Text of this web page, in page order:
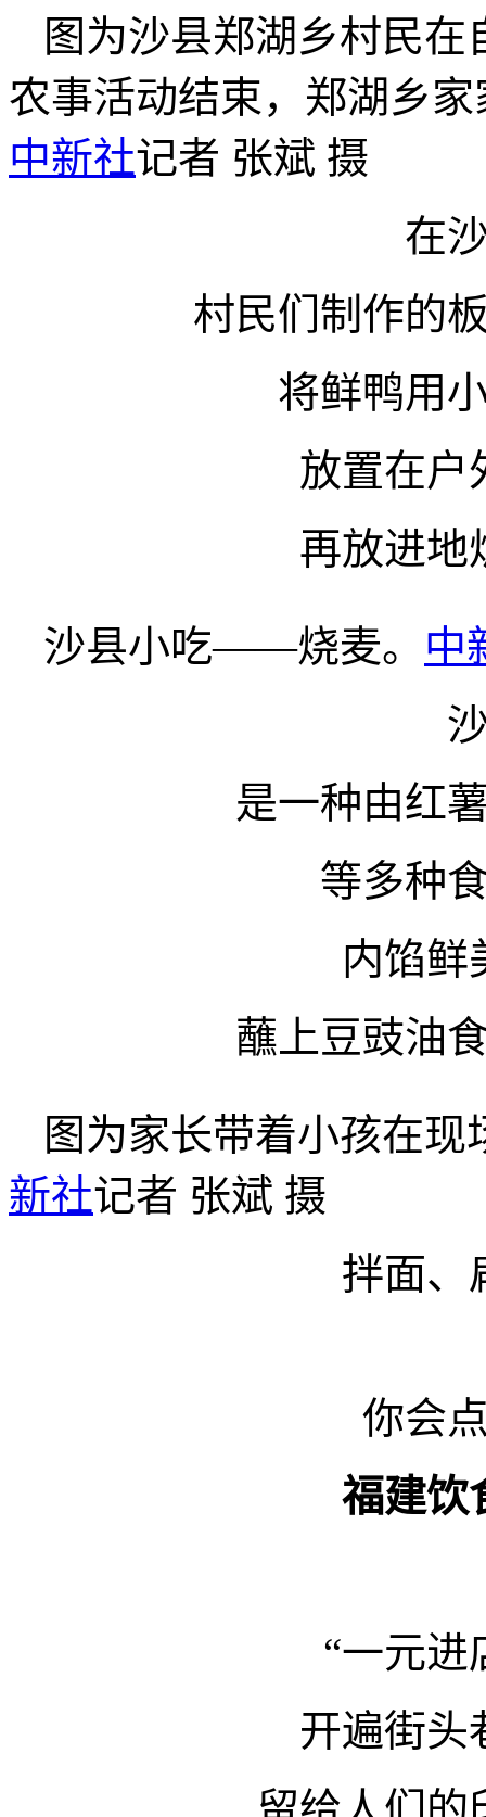
图为沙县郑湖乡村民
农事活动结束，郑湖乡
中新社记者 张斌 摄
在
村民们制作的
将鲜鸭用
放置在户
再放进地
沙县小吃——烧麦。 中
是一种由红
等多种
内馅鲜
蘸上豆豉油
图为家长带着小孩在
新社记者 张斌 摄
拌面、
你会
福建饮
“一元进
开遍街头